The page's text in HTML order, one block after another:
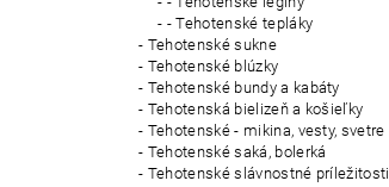
- Tehotenské tepláky
Tehotenské sukne
Tehotenské blúzky
Tehotenské bundy a kabáty
Tehotenská bielizeň a košieľky
Tehotenské - mikina, vesty, svetre
Tehotenské saká, bolerká
Tehotenské slávnostné príležitosti